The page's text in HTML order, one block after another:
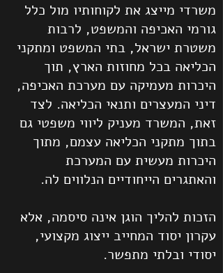
משרדי מייצג את לקוחותיו מול כלל
גורמי האכיפה והמשפט, לרבות
משטרת ישראל, בתי המשפט ומתקני
הכליאה בכל מחוזות הארץ, תוך
היכרות מעמיקה עם מערכת האכיפה,
דיני המעצרים ותנאי הכליאה. לצד
זאת, המשרד מעניק ליווי משפטי גם
בתוך מתקני הכליאה עצמם, מתוך
היכרות מעשית עם המערכת
והאתגרים הייחודיים הנלווים לה.
הזכות להליך הוגן אינה סיסמה, אלא
עקרון יסוד המחייב ייצוג מקצועי,
יסודי ובלתי מתפשר.